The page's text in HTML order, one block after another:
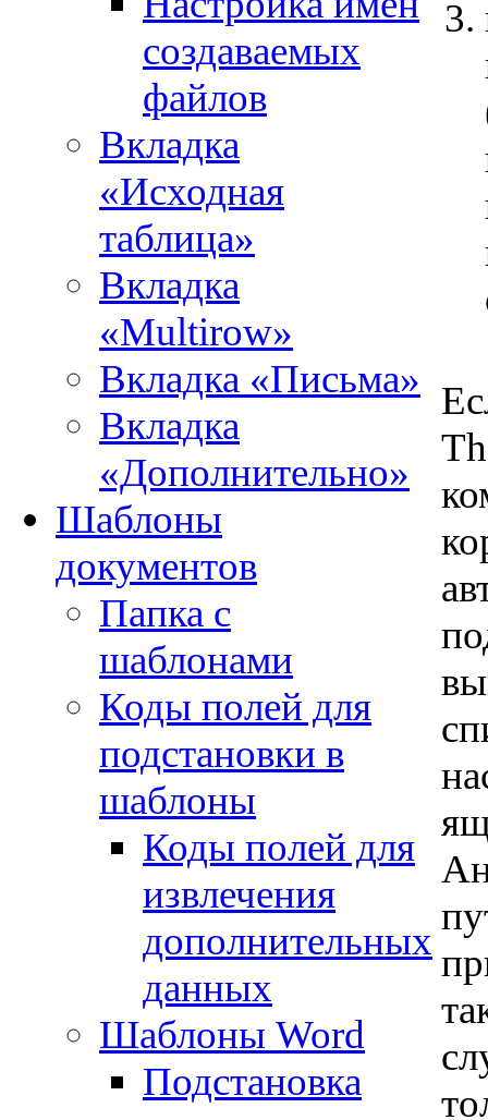
создаваемых
файлов
Вкладка
«Исходная
таблица»
Вкладка
«Multirow»
Вкладка «Письма»
Вкладка
«Дополнительно»
Шаблоны
документов
Папка с
шаблонами
Коды полей для
подстановки в
шаблоны
Коды полей для
извлечения
дополнительных
данных
Шаблоны Word
Подстановка